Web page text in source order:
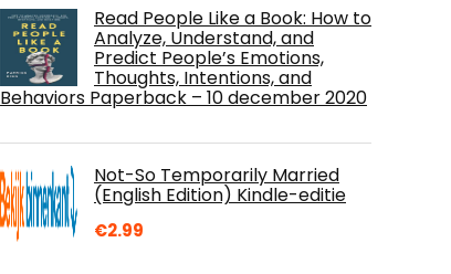
Read People Like a Book: How to
Analyze, Understand, and
Predict People’s Emotions,
Thoughts, Intentions, and
Behaviors Paperback – 10 december 2020
Not-So Temporarily Married
(English Edition) Kindle-editie
€2.99